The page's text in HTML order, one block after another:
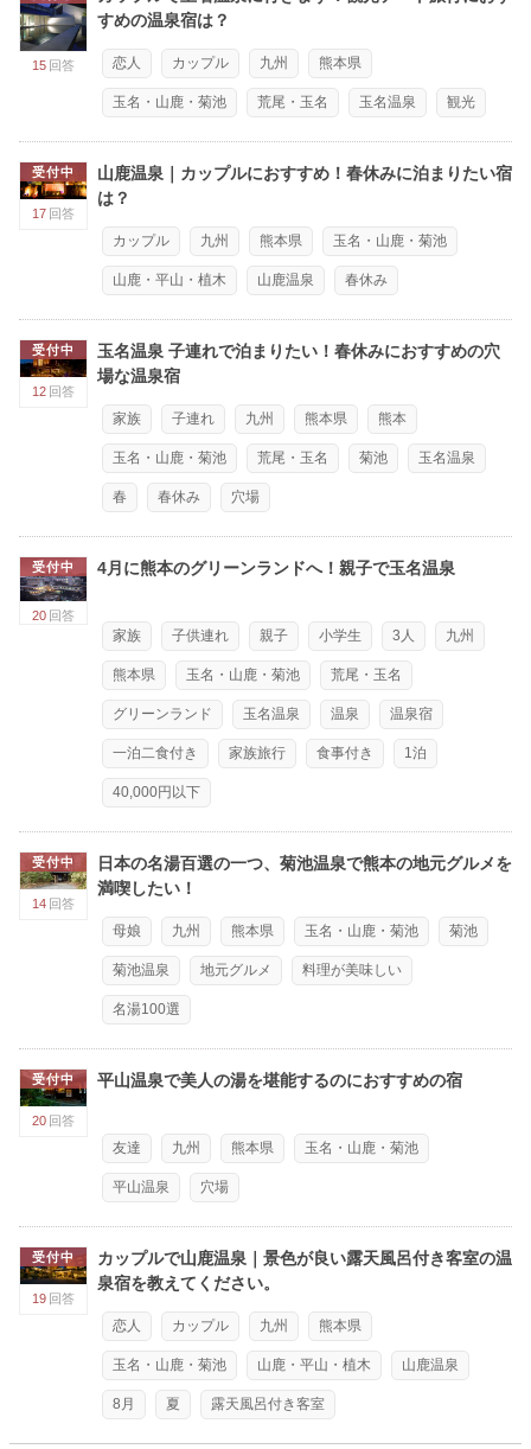
15 回答
すめの温泉宿は？
恋人 カップル 九州 熊本県
玉名・山鹿・菊池 荒尾・玉名 玉名温泉 観光
受付中
17 回答
山鹿温泉｜カップルにおすすめ！春休みに泊まりたい宿
は？
カップル 九州 熊本県 玉名・山鹿・菊池
山鹿・平山・植木 山鹿温泉 春休み
受付中
12 回答
玉名温泉 子連れで泊まりたい！春休みにおすすめの穴
場な温泉宿
家族 子連れ 九州 熊本県 熊本
玉名・山鹿・菊池 荒尾・玉名 菊池 玉名温泉
春 春休み 穴場
受付中
20 回答
4月に熊本のグリーンランドへ！親子で玉名温泉
家族 子供連れ 親子 小学生 3人 九州
熊本県 玉名・山鹿・菊池 荒尾・玉名
グリーンランド 玉名温泉 温泉 温泉宿
一泊二食付き 家族旅行 食事付き 1泊
40,000円以下
受付中
14 回答
日本の名湯百選の一つ、菊池温泉で熊本の地元グルメを
満喫したい！
母娘 九州 熊本県 玉名・山鹿・菊池 菊池
菊池温泉 地元グルメ 料理が美味しい
名湯100選
受付中
20 回答
平山温泉で美人の湯を堪能するのにおすすめの宿
友達 九州 熊本県 玉名・山鹿・菊池
平山温泉 穴場
受付中
19 回答
カップルで山鹿温泉｜景色が良い露天風呂付き客室の温
泉宿を教えてください。
恋人 カップル 九州 熊本県
玉名・山鹿・菊池 山鹿・平山・植木 山鹿温泉
8月 夏 露天風呂付き客室